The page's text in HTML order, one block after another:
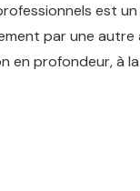
est
par une
en profondeur, à